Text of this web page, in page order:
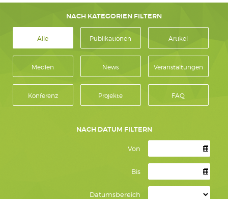
NACH KATEGORIEN FILTERN
Alle Publikationen Artikel
Medien News Veranstaltungen
Konferenz Projekte FAQ
NACH DATUM FILTERN
Von
Bis
Datumsbereich